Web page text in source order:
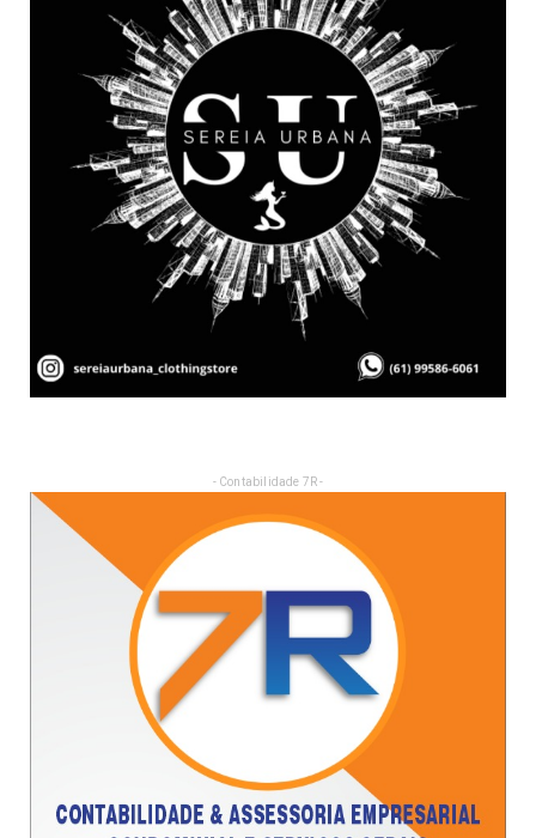
- Contabilidade 7R -